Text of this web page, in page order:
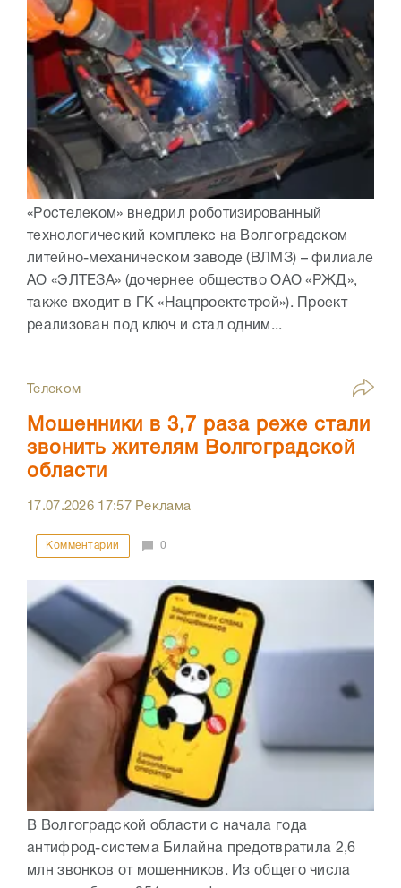
«Ростелеком» внедрил роботизированный
технологический комплекс на Волгоградском
литейно-механическом заводе (ВЛМЗ) – филиале
АО «ЭЛТЕЗА» (дочернее общество ОАО «РЖД»,
также входит в ГК «Нацпроектстрой»). Проект
реализован под ключ и стал одним...
Телеком
Мошенники в 3,7 раза реже стали
звонить жителям Волгоградской
области
17.07.2026 17:57 Реклама
Комментарии 0
В Волгоградской области с начала года
антифрод-система Билайна предотвратила 2,6
млн звонков от мошенников. Из общего числа